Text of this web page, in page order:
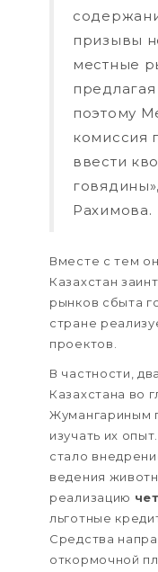
призывы
местные
поэтому
комиссия
ввести
Рахимова.
Вместе с тем
Казахстан
рынков сбыта
стране
проектов.
В частности,
Казахстана во
Жумангариным
изучать их
стало
ведения
реализацию
льготные
Средства
откормочной